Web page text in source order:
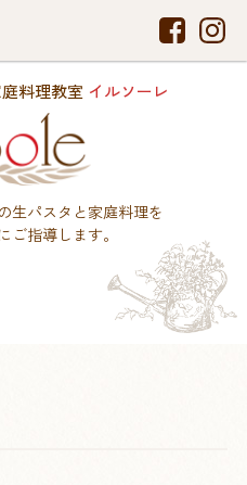
料理教室 イルソーレ
生パスタと家庭料理を
ご指導します。